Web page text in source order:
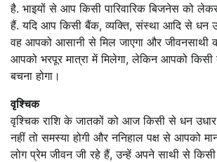
है. भाइयों से आप किसी पारिवारिक बिजनेस को
हैं. यदि आप किसी बैंक, व्यक्ति, संस्था आदि से धन
वह आपको आसानी से मिल जाएगा और जीवनसाथी
आपको भरपूर मात्रा में मिलेगा, लेकिन आपको
बचना होगा।
वृश्चिक
वृश्चिक राशि के जातकों को आज किसी से धन
नहीं तो समस्या होगी और ननिहाल पक्ष से आपको
लोग प्रेम जीवन जी रहे हैं, उन्हें अपने साथी से